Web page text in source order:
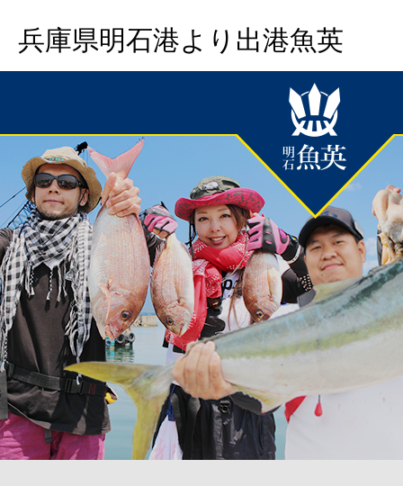
兵庫県明石港より出港魚英